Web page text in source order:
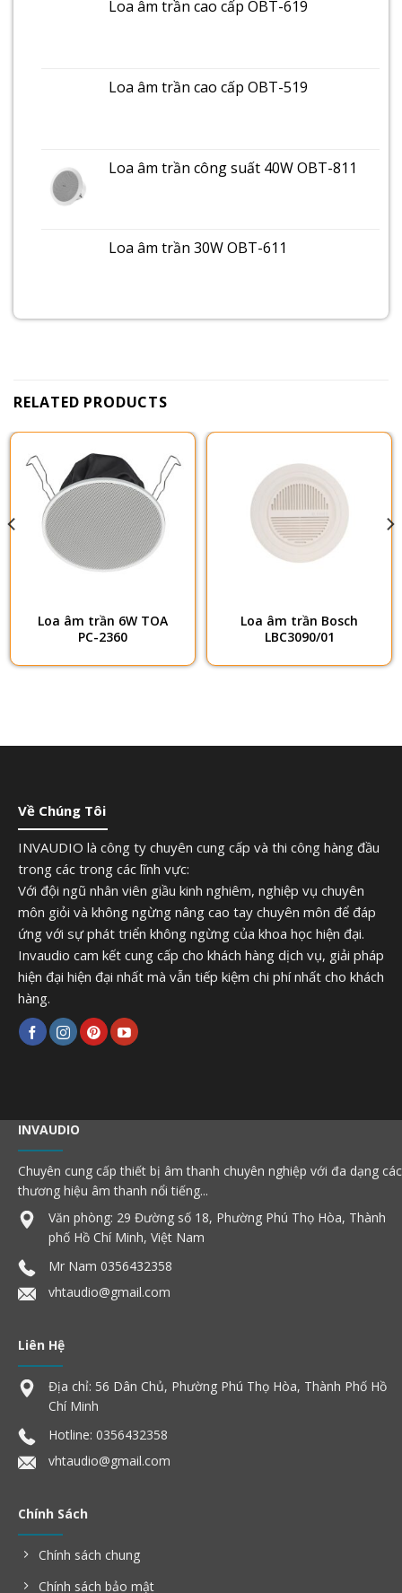
Loa âm trần cao cấp OBT-619
Loa âm trần cao cấp OBT-519
Loa âm trần công suất 40W OBT-811
Loa âm trần 30W OBT-611
RELATED PRODUCTS
Loa âm trần 6W TOA
PC-2360
Loa âm trần Bosch
LBC3090/01
Về Chúng Tôi
INVAUDIO là công ty chuyên cung cấp và thi công hàng đầu
trong các trong các lĩnh vực:
Với đội ngũ nhân viên giầu kinh nghiêm, nghiệp vụ chuyên
môn giỏi và không ngừng nâng cao tay chuyên môn để đáp
ứng với sự phát triển không ngừng của khoa học hiện đại.
Invaudio cam kết cung cấp cho khách hàng dịch vụ, giải pháp
hiện đại hiện đại nhất mà vẫn tiếp kiệm chi phí nhất cho khách
hàng.
INVAUDIO
Chuyên cung cấp thiết bị âm thanh chuyên nghiệp với đa dạng các
thương hiệu âm thanh nổi tiếng...
Văn phòng: 29 Đường số 18, Phường Phú Thọ Hòa, Thành
phố Hồ Chí Minh, Việt Nam
Mr Nam 0356432358
vhtaudio@gmail.com
Liên Hệ
Địa chỉ: 56 Dân Chủ, Phường Phú Thọ Hòa, Thành Phố Hồ
Chí Minh
Hotline: 0356432358
vhtaudio@gmail.com
Chính Sách
Chính sách chung
Chính sách bảo mật